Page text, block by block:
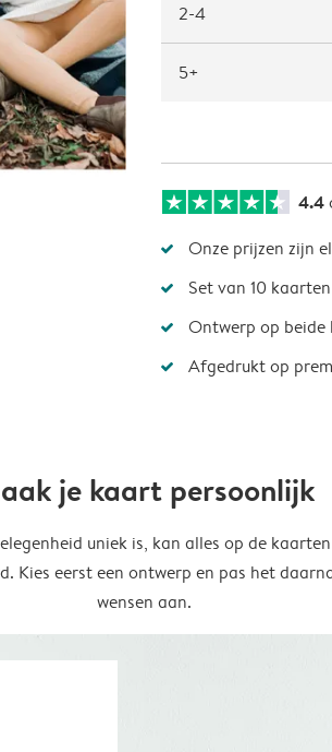
2-4
5+
4.4
Onze prijzen zijn
Set van 10
Ontwerp op beide
Afgedrukt op
je kaart persoonlijk
uniek is, kan alles op de
Kies eerst een ontwerp en pas het
wensen aan.